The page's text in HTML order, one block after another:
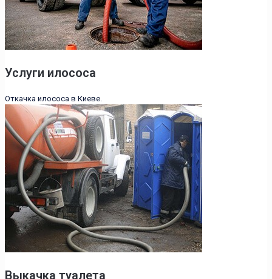
Услуги илососа
Откачка илососа в Киеве.
Выкачка туалета